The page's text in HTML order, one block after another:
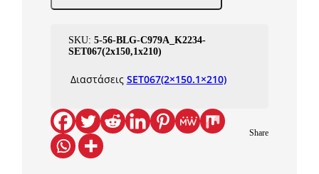
SKU: 5-56-BLG-C979A_K2234-
SET067(2x150,1x210)
Διαστάσεις SET067(2×150.1×210)
Share